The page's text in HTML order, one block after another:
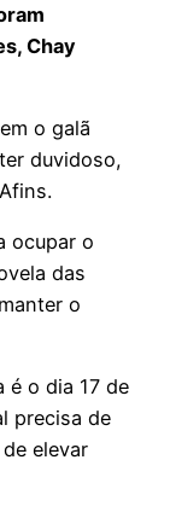
Chay
o galã
duvidoso,
ocupar o
das
o
é o dia 17 de
precisa de
elevar